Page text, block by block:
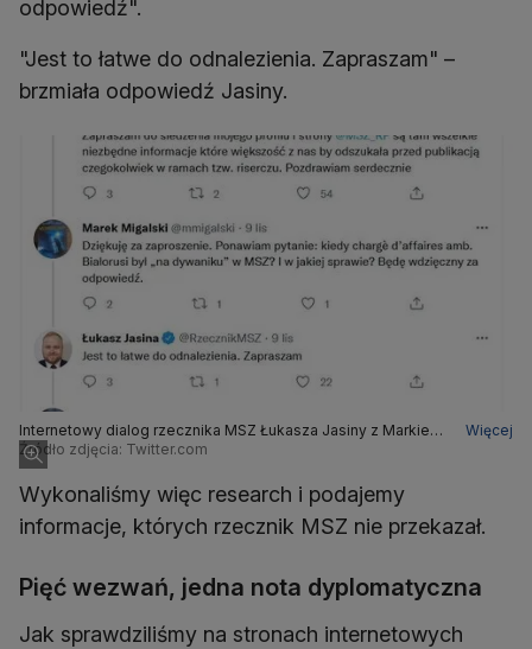
odpowiedź".
"Jest to łatwe do odnalezienia. Zapraszam" –
brzmiała odpowiedź Jasiny.
Internetowy dialog rzecznika MSZ Łukasza Jasiny z Markiem
Migalskim
Więcej
Źródło zdjęcia: Twitter.com
Wykonaliśmy więc research i podajemy
informacje, których rzecznik MSZ nie przekazał.
Pięć wezwań, jedna nota dyplomatyczna
Jak sprawdziliśmy na stronach internetowych